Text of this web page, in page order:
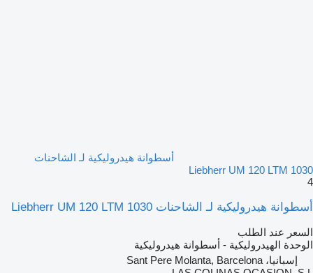
أسطوانة هيدروليكية لـ الشاحنات
Liebherr UM 120 LTM 1030
4
أسطوانة هيدروليكية لـ الشاحنات Liebherr UM 120 LTM 1030
السعر عند الطلب
الوحدة الهيدروليكية - أسطوانة هيدروليكية
إسبانيا، Sant Pere Molanta, Barcelona